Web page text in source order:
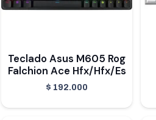
Teclado Asus M605 Rog
Falchion Ace Hfx/Hfx/Es
$ 192.000